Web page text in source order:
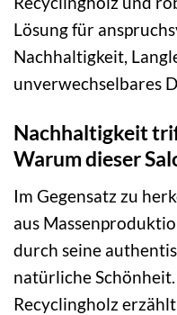
Lösung für
Nachhaltigkeit,
unverwechselbares
Nachhaltigkeit
Warum dieser
Im Gegensatz zu
aus
durch seine
natürliche Schönheit.
Recyclingholz